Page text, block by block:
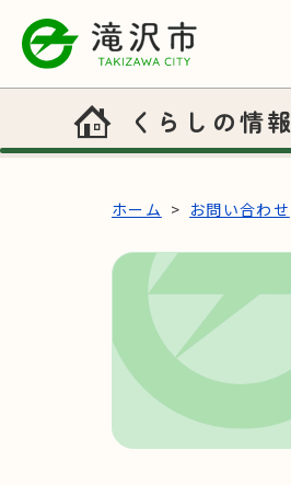
本文へスキップ
くらしの情報
ホーム お問い合わせ